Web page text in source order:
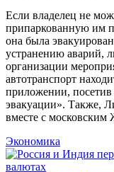
Если владелец не
припаркованную им
она была
устранению аварий,
организации
автотранспорт
приложении,
эвакуации». Также,
вместе с
Экономика